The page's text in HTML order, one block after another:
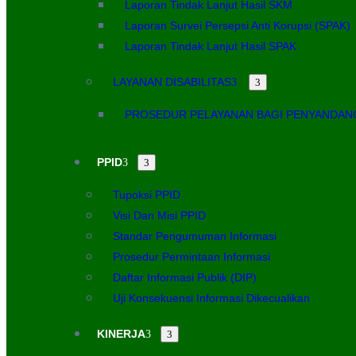
Laporan Tindak Lanjut Hasil SKM
Laporan Survei Persepsi Anti Korupsi (SPAK)
Laporan Tindak Lanjut Hasil SPAK
LAYANAN DISABILITAS
PROSEDUR PELAYANAN BAGI
PPID
Tupoksi PPID
Visi Dan Misi PPID
Standar Pengumuman Informasi
Prosedur Permintaan Informasi
Daftar Informasi Publik (DIP)
Uji Konsekuensi Informasi Dikecualikan
KINERJA